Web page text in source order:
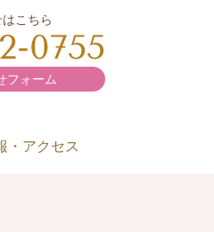
こちら
0755
フォーム
・アクセス